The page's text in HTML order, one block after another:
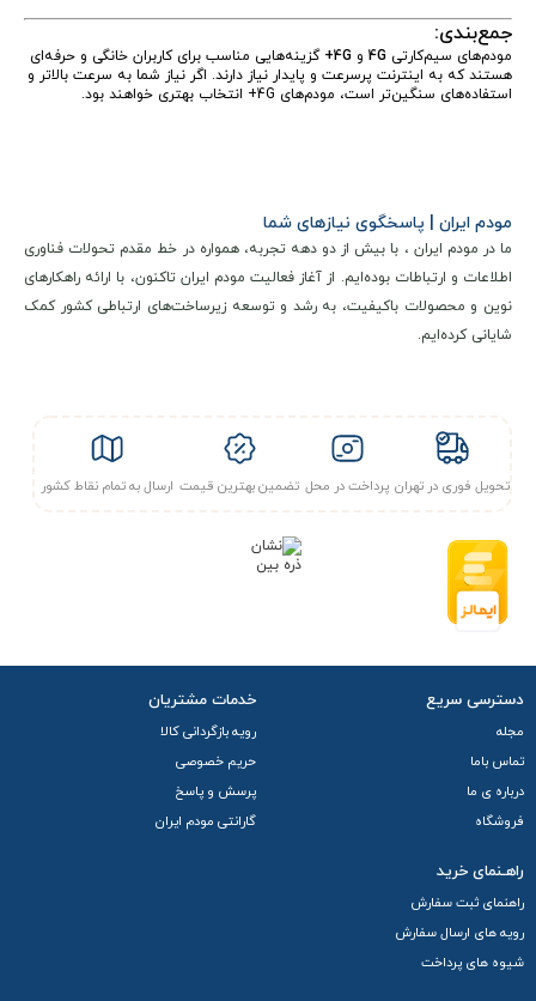
جمع‌بندی:
مودم‌های سیم‌کارتی 4G و 4G+
گزینه‌هایی مناسب برای کاربران خانگی و حرفه‌ای
هستند که به اینترنت پرسرعت و پایدار نیاز دارند. اگر نیاز شما به سرعت بالاتر و
استفاده‌های سنگین‌تر است، مودم‌های 4G+ انتخاب بهتری خواهند بود.
مودم ایران | پاسخگوی نیازهای شما
ما در مودم ایران ، با بیش از دو دهه تجربه، همواره در خط مقدم تحولات فناوری
اطلاعات و ارتباطات بوده‌ایم. از آغاز فعالیت مودم ایران تاکنون، با ارائه راهکارهای
نوین و محصولات باکیفیت، به رشد و توسعه زیرساخت‌های ارتباطی کشور کمک
شایانی کرده‌ایم.
تحویل فوری در تهران پرداخت در محل تضمین بهترین قیمت ارسال به تمام نقاط کشور
دسترسی سریع
مجله
تماس باما
درباره ی ما
فروشگاه
خدمات مشتریان
رویه بازگردانی کالا
حریم خصوصی
پرسش و پاسخ
گارانتی مودم ایران
راهـنمای خرید
راهنمای ثبت سفارش
رویه های ارسال سفارش
شیوه های پرداخت